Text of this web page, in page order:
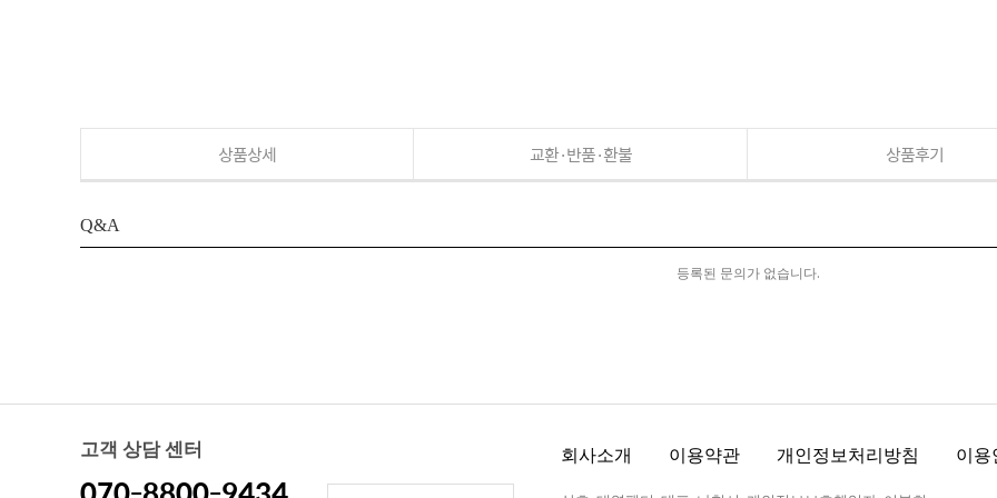
상품상세 교환·반품·환불 상품후기
Q&A
등록된 문의가 없습니다.
고객 상담 센터 회사소개 이용약관 개인정보처리방침 이용